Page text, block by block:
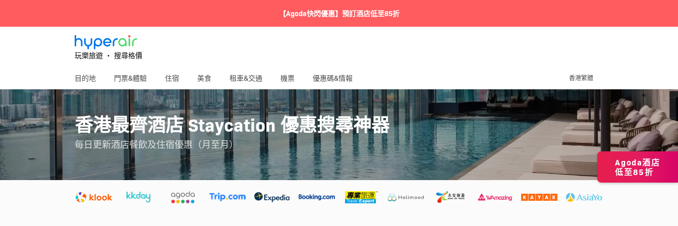
【Agoda快閃優惠】預訂酒店低至85折
玩樂旅遊 ‧ 搜尋格價
目的地 門票&體驗 住宿 美食 租車&交通 機票 優惠碼&情報 香港繁體
香港最齊酒店 Staycation 優惠搜尋神器
每日更新酒店餐飲及住宿優惠（月至月）
Agoda酒店
低至85折